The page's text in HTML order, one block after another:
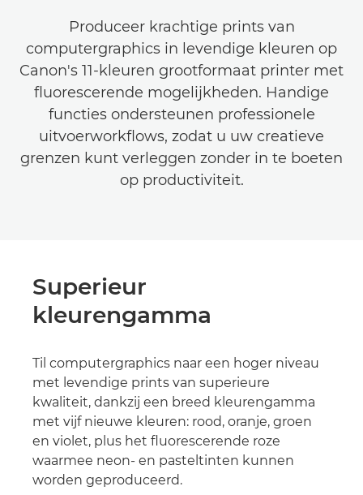
Produceer krachtige prints van
computergraphics in levendige kleuren op
Canon's 11-kleuren grootformaat printer met
fluorescerende mogelijkheden. Handige
functies ondersteunen professionele
uitvoerworkflows, zodat u uw creatieve
grenzen kunt verleggen zonder in te boeten
op productiviteit.
Superieur
kleurengamma
Til computergraphics naar een hoger niveau
met levendige prints van superieure
kwaliteit, dankzij een breed kleurengamma
met vijf nieuwe kleuren: rood, oranje, groen
en violet, plus het fluorescerende roze
waarmee neon- en pasteltinten kunnen
worden geproduceerd.